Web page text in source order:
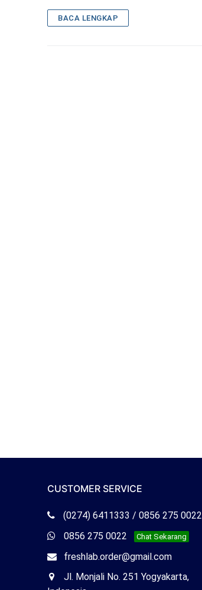
BACA LENGKAP
CUSTOMER SERVICE
Telepon
Freshlab
(0274) 6411333 / 0856 275 0022
Whatsapp
Freshlab
0856 275 0022 Chat Sekarang
Email
Freshlab
freshlab.order@gmail.com
OfficeJl. Monjali No. 251 Yogyakarta,